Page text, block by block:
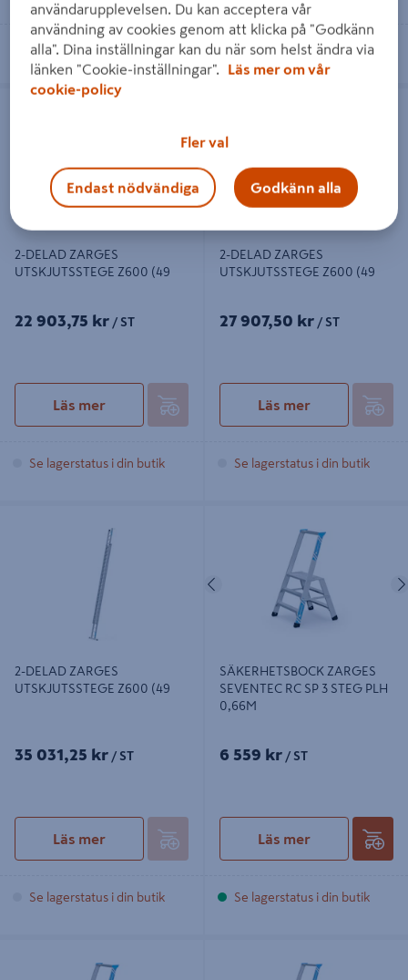
Se lagerstatus i din butik Se lagerstatus i din butik
2-DELAD ZARGES
2-DELAD ZARGES
UTSKJUTSSTEGE Z600 (49
22 903,75 kr / ST
Läs mer
Se lagerstatus i din butik
2-DELAD ZARGES
UTSKJUTSSTEGE Z600 (49
27 907,50 kr / ST
Läs mer
Se lagerstatus i din butik
UTSKJUTSSTEGE Z600 (49
2-DELAD ZARGES
UTSKJUTSSTEGE Z600 (49
35 031,25 kr / ST
Läs mer
Se lagerstatus i din butik
SEVENTEC RC SP 3 STEG PLH
Föregående
SÄKERHETSBOCK ZARGES
SEVENTEC RC SP 3 STEG PLH
0,66M
6 559 kr / ST
Läs mer
Se lagerstatus i din butik
SEVENTEC RC SP 4 STEG PLH
STEG ROUGH CONDITION BRA
användarupplevelsen. Du kan acceptera vår
användning av cookies genom att klicka på "Godkänn
alla". Dina inställningar kan du när som helst ändra via
länken "Cookie-inställningar".
Läs mer om vår
cookie-policy
Fler val
Endast nödvändiga Godkänn alla